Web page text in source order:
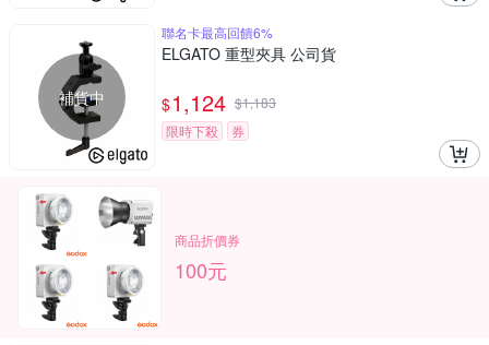
補貨中
聯名卡最高回饋6%
ELGATO 重型夾具 公司貨
$1,124 $1,183
限時下殺
券
商品折價券
100元